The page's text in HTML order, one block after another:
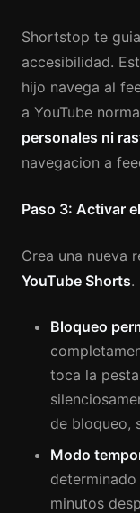
Shortstop te
accesibilidad.
hijo navega al
a YouTube
personales ni
navegacion a
Paso 3: Activar
Crea una nueva
YouTube Shorts.
Bloqueo
toca la
de bloqueo,
Modo
minutos